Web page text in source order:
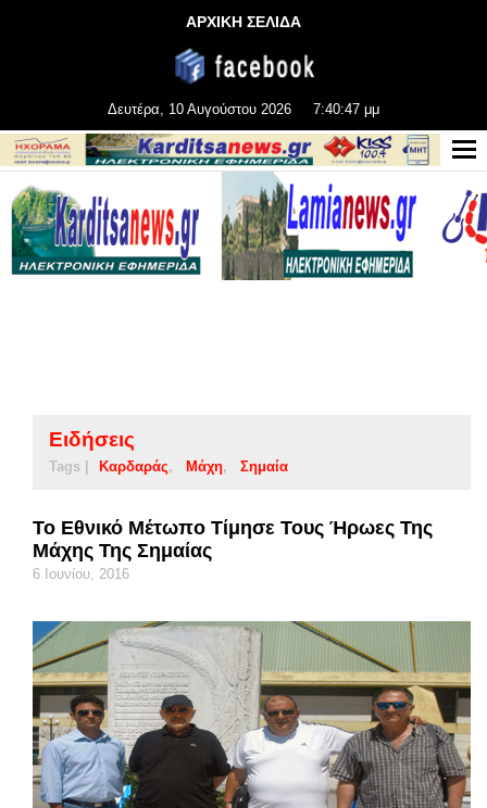
ΑΡΧΙΚΗ ΣΕΛΙΔΑ
Δευτέρα, 10 Αυγούστου 2026 7:40:47 μμ
Ειδήσεις
Tags | Καρδαράς Μάχη Σημαία
Το Εθνικό Μέτωπο Τίμησε Τους Ήρωες Της
Μάχης Της Σημαίας
6 Ιουνίου, 2016